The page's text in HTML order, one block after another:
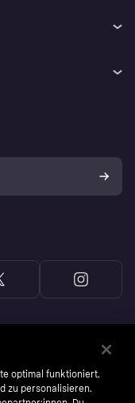
optimal funktioniert,
zu personalisieren.